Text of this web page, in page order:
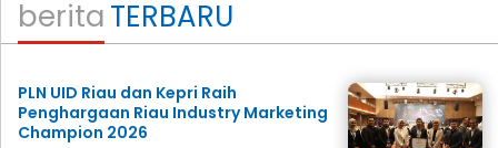
beritaTERBARU
PLN UID Riau dan Kepri Raih
Penghargaan Riau Industry Marketing
Champion 2026